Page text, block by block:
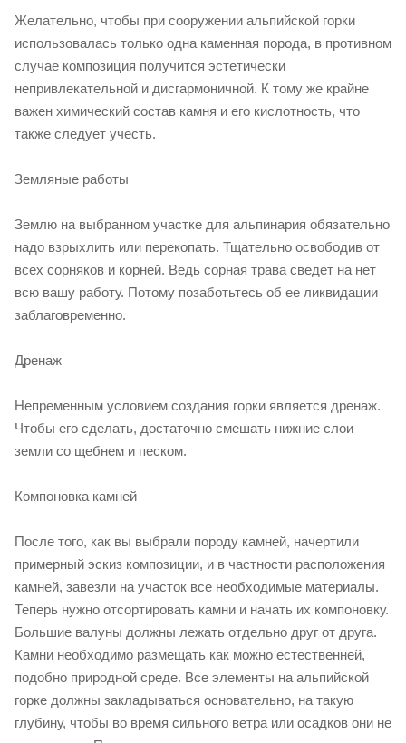
Желательно, чтобы при сооружении альпийской горки
использовалась только одна каменная порода, в противном
случае композиция получится эстетически
непривлекательной и дисгармоничной. К тому же крайне
важен химический состав камня и его кислотность, что
также следует учесть.
Земляные работы
Землю на выбранном участке для альпинария обязательно
надо взрыхлить или перекопать. Тщательно освободив от
всех сорняков и корней. Ведь сорная трава сведет на нет
всю вашу работу. Потому позаботьтесь об ее ликвидации
заблаговременно.
Дренаж
Непременным условием создания горки является дренаж.
Чтобы его сделать, достаточно смешать нижние слои
земли со щебнем и песком.
Компоновка камней
После того, как вы выбрали породу камней, начертили
примерный эскиз композиции, и в частности расположения
камней, завезли на участок все необходимые материалы.
Теперь нужно отсортировать камни и начать их компоновку.
Большие валуны должны лежать отдельно друг от друга.
Камни необходимо размещать как можно естественней,
подобно природной среде. Все элементы на альпийской
горке должны закладываться основательно, на такую
глубину, чтобы во время сильного ветра или осадков они не